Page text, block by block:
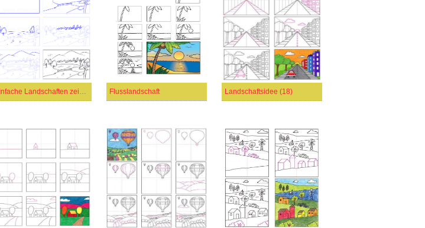
Einfache Landschaften zeichnen Flusslandschaft Landschaftsidee (18)